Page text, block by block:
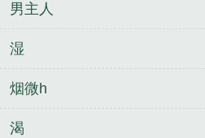
男主人
湿
烟微h
渴